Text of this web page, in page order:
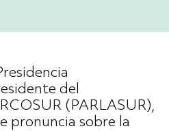
del
(PARLASUR),
pronuncia sobre la